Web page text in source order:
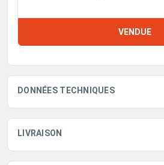
VENDUE
DONNÉES TECHNIQUES
LIVRAISON